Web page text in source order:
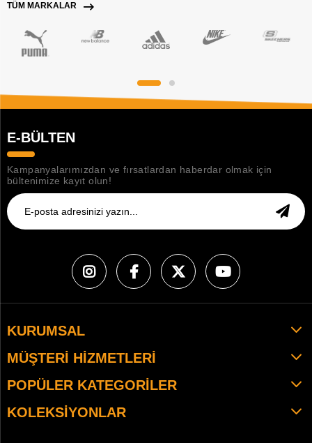
TÜM MARKALAR
E-BÜLTEN
Kampanyalarımızdan ve fırsatlardan haberdar olmak için
bültenimize kayıt olun!
KURUMSAL
MÜŞTERI HIZMETLERI
POPÜLER KATEGORILER
KOLEKSIYONLAR